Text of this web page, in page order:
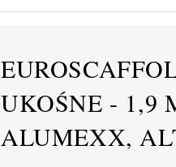
UKOŚNE - 1,9
ALUMEXX,